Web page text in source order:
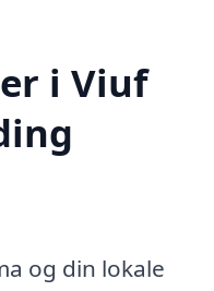
i Viuf
og din lokale